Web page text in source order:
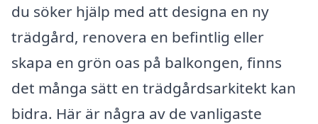
du söker hjälp med att designa en ny
trädgård, renovera en befintlig eller
skapa en grön oas på balkongen, finns
det många sätt en trädgårdsarkitekt kan
bidra. Här är några av de vanligaste